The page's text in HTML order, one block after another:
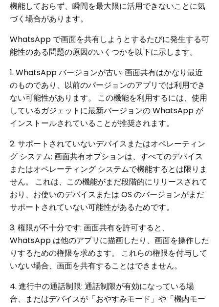
機能しておらず、瞬間を最大限に活用できないことに気
づく場合があります。
WhatsApp で画面を共有しようとするたびに発生する可
能性のある問題の原因のいくつかを以下に示します。
1. WhatsApp バージョンが古い: 画面共有はかなり最近
のものであり、以前のバージョンのアプリでは利用でき
ない可能性があります。 この機能を利用するには、使用
しているガジェットに最新バージョンの WhatsApp が
インストールされていることが推奨されます。
2. サポートされていないデバイスまたはオペレーティン
グ システム: 画面共有オプションは、すべてのデバイス
またはオペレーティング システムで機能するとは限りま
せん。 これは、この機能がまだ段階的にリリースされて
おり、お使いのデバイスまたは OS のバージョンがまだ
サポートされていない可能性があるためです。
3. 権限が不十分です: 画面共有を許可すると、
WhatsApp は他のアプリに描画したり、画面を操作した
りするための権限を求めます。 これらの権限を付与して
いない場合、画面を共有することはできません。
4. 進行中の通話制限: 通話制限が有効になっている場
合、またはデバイスが「おやすみモード」や「機内モー